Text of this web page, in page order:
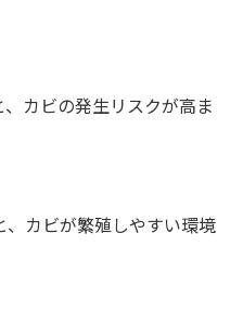
カビの発生リスクが高ま
カビが繁殖しやすい環境